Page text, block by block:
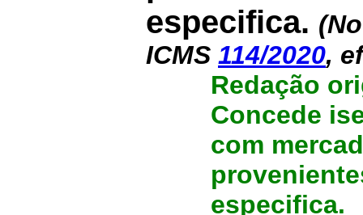
especifica.
ICMS 114/2020,
Redação
Concede
com
especifica.